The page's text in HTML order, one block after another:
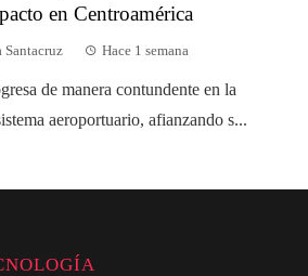
en Centroamérica
Santacruz Hace 1 semana
de manera contundente en la
aeroportuario, afianzando s...